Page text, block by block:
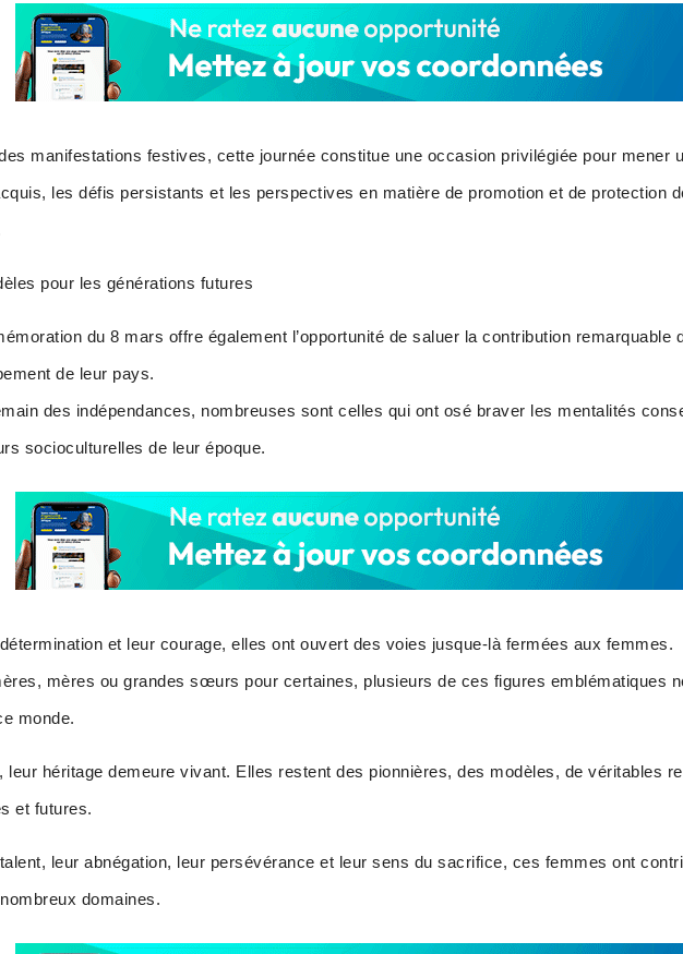
manifestations festives, cette journée constitue une occasion privilégiée pour mener
les défis persistants et les perspectives en matière de promotion et de protection
pour les générations futures
du 8 mars offre également l’opportunité de saluer la contribution remarquable
de leur pays.
des indépendances, nombreuses sont celles qui ont osé braver les mentalités
socioculturelles de leur époque.
et leur courage, elles ont ouvert des voies jusque-là fermées aux femmes.
mères ou grandes sœurs pour certaines, plusieurs de ces figures emblématiques
monde.
leur héritage demeure vivant. Elles restent des pionnières, des modèles, de véritables
et futures.
leur abnégation, leur persévérance et leur sens du sacrifice, ces femmes ont
domaines.